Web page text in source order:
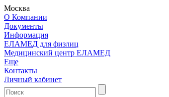
Москва
О Компании
Документы
Информация
ЕЛАМЕД для физлиц
Медицинский центр ЕЛАМЕД
Еще
Контакты
Личный кабинет